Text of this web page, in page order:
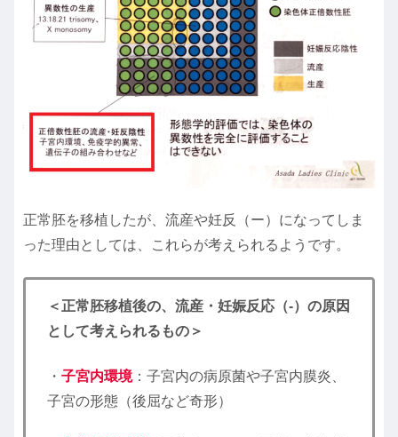
正常胚を移植したが、流産や妊反（ー）になってしま
った理由としては、これらが考えられるようです。
＜正常胚移植後の、流産・妊娠反応（-）の原因
として考えられるもの＞
・ 子宮内環境：子宮内の病原菌や子宮内膜炎、
子宮の形態（後屈など奇形）